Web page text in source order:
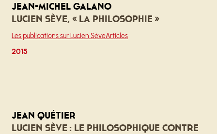
Jean-Michel Galano
Lucien Sève, « La philosophie »
Les publications sur Lucien SèveArticles
2015
Jean Quétier
Lucien Sève : le philosophique contre